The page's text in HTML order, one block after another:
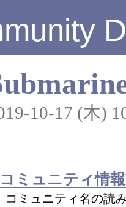
10-17 (木)
コミュニティ情報
コミュニティ名の読